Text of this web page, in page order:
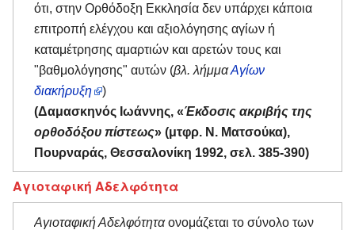
ότι, στην Ορθόδοξη Εκκλησία δεν υπάρχει κάποια
επιτροπή ελέγχου και αξιολόγησης αγίων ή
καταμέτρησης αμαρτιών και αρετών τους και
"βαθμολόγησης" αυτών (βλ. λήμμαΑγίων
διακήρυξη
)
(Δαμασκηνός Ιωάννης, «Έκδοσις ακριβής της
ορθοδόξου πίστεως» (μτφρ. Ν. Ματσούκα),
Πουρναράς, Θεσσαλονίκη 1992, σελ. 385-390)
Αγιοταφική Αδελφότητα
Αγιοταφική Αδελφότηταονομάζεται το σύνολο των